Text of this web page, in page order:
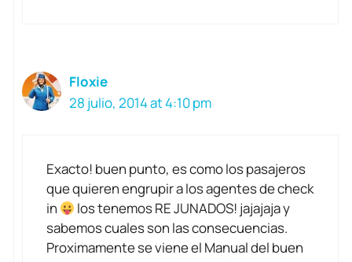
Floxie
28 julio, 2014 at 4:10 pm
Exacto! buen punto, es como los pasajeros
que quieren engrupir a los agentes de check
in
los tenemos RE JUNADOS! jajajaja y
sabemos cuales son las consecuencias.
Proximamente se viene el Manual del buen